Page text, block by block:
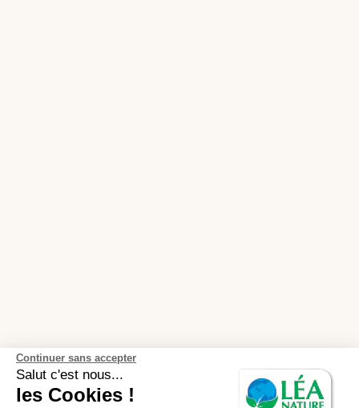
Continuer sans accepter
Salut c'est nous...
les Cookies !